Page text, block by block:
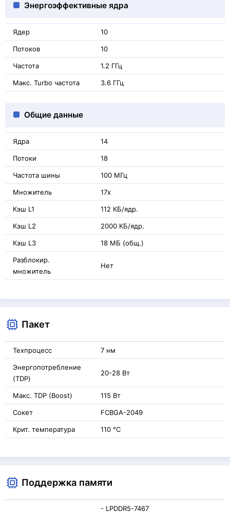
Энергоэффективные ядра
Ядер 10
Потоков 10
Частота 1.2 ГГц
Макс. Turbo частота 3.6 ГГц
Общие данные
Ядра 14
Потоки 18
Частота шины 100 МГц
Множитель 17x
Кэш L1 112 КБ/ядр.
Кэш L2 2000 КБ/ядр.
Кэш L3 18 МБ (общ.)
Разблокир.
множитель
Нет
Пакет
Техпроцесс 7 нм
Энергопотребление
(TDP)
20-28 Вт
Макс. TDP (Boost) 115 Вт
Сокет FCBGA-2049
Крит. температура 110 °C
Поддержка памяти
- LPDDR5-7467